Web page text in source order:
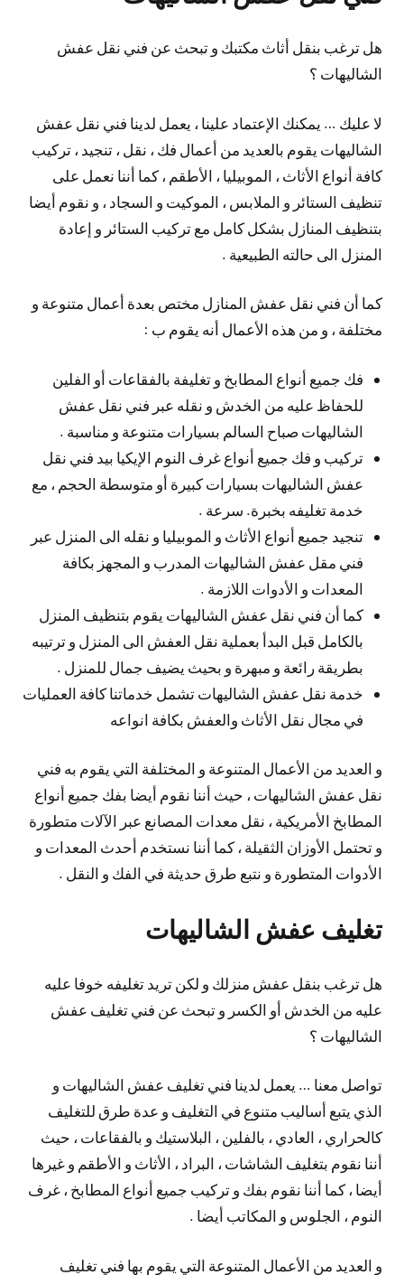
هل ترغب بنقل أثاث مكتبك و تبحث عن فني نقل عفش
الشاليهات ؟
لا عليك … يمكنك الإعتماد علينا ، يعمل لدينا فني نقل عفش
الشاليهات يقوم بالعديد من أعمال فك ، نقل ، تنجيد ، تركيب
كافة أنواع الأثاث ، الموبيليا ، الأطقم ، كما أننا نعمل على
تنظيف الستائر و الملابس ، الموكيت و السجاد ، و نقوم أيضا
بتنظيف المنازل بشكل كامل مع تركيب الستائر و إعادة
المنزل الى حالته الطبيعية .
كما أن فني نقل عفش المنازل مختص بعدة أعمال متنوعة و
مختلفة ، و من هذه الأعمال أنه يقوم ب :
فك جميع أنواع المطابخ و تغليفة بالفقاعات أو الفلين
للحفاظ عليه من الخدش و نقله عبر فني نقل عفش
الشاليهات صباح السالم بسيارات متنوعة و مناسبة .
تركيب و فك جميع أنواع غرف النوم الإيكيا بيد فني نقل
عفش الشاليهات بسيارات كبيرة أو متوسطة الحجم ، مع
خدمة تغليفه بخبرة. سرعة .
تنجيد جميع أنواع الأثاث و الموبيليا و نقله الى المنزل عبر
فني مقل عفش الشاليهات المدرب و المجهز بكافة
المعدات و الأدوات اللازمة .
كما أن فني نقل عفش الشاليهات يقوم بتنظيف المنزل
بالكامل قبل البدأ بعملية نقل العفش الى المنزل و ترتيبه
بطريقة رائعة و مبهرة و بحيث يضيف جمال للمنزل .
خدمة نقل عفش الشاليهات تشمل خدماتنا كافة العمليات
في مجال نقل الأثاث والعفش بكافة انواعه
و العديد من الأعمال المتنوعة و المختلفة التي يقوم به فني
نقل عفش الشاليهات ، حيث أننا نقوم أيضا بفك جميع أنواع
المطابخ الأمريكية ، نقل معدات المصانع عبر الآلات متطورة
و تحتمل الأوزان الثقيلة ، كما أننا نستخدم أحدث المعدات و
الأدوات المتطورة و نتبع طرق حديثة في الفك و النقل .
تغليف عفش الشاليهات
هل ترغب بنقل عفش منزلك و لكن تريد تغليفه خوفا عليه
عليه من الخدش أو الكسر و تبحث عن فني تغليف عفش
الشاليهات ؟
تواصل معنا … يعمل لدينا فني تغليف عفش الشاليهات و
الذي يتبع أساليب متنوع في التغليف و عدة طرق للتغليف
كالحراري ، العادي ، بالفلين ، البلاستيك و بالفقاعات ، حيث
أننا نقوم بتغليف الشاشات ، البراد ، الأثاث و الأطقم و غيرها
أيضا ، كما أننا نقوم بفك و تركيب جميع أنواع المطابخ ، غرف
النوم ، الجلوس و المكاتب أيضا .
و العديد من الأعمال المتنوعة التي يقوم بها فني تغليف